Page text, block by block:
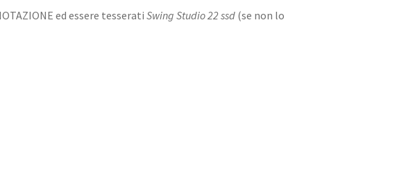
ed essere tesseratiSwing Studio 22 ssd (se non lo